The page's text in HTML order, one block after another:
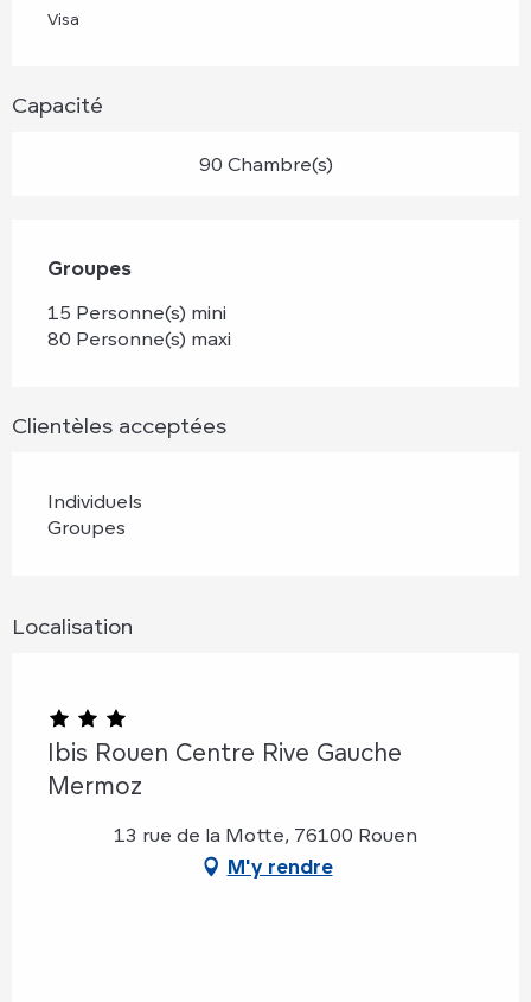
Visa
Capacité
90 Chambre(s)
Groupes
Groupes
15 Personne(s) mini
80 Personne(s) maxi
Clientèles acceptées
Individuels
Groupes
Localisation
Ibis Rouen Centre Rive Gauche
Mermoz
13 rue de la Motte, 76100 Rouen
M'y rendre